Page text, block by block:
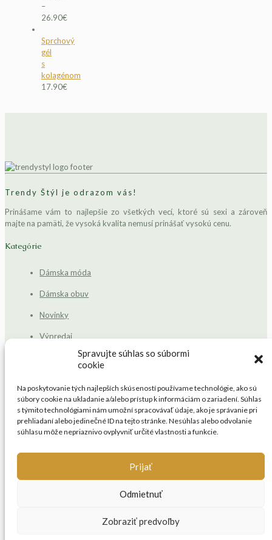
Spravujte súhlas so súbormi
cookie
Na poskytovanie tých najlepších skúseností používame technológie, ako sú
súbory cookie na ukladanie a/alebo prístup k informáciám o zariadení. Súhlas
s týmito technológiami nám umožní spracovávať údaje, ako je správanie pri
prehliadaní alebo jedinečné ID na tejto stránke. Nesúhlas alebo odvolanie
súhlasu môže nepriaznivo ovplyvniť určité vlastnosti a funkcie.
Prijať
Odmietnuť
Zobraziť predvoľby
–
26.90€
Sprchový
gél
s
kolagénom
17.90€
Trendy Štýl je odrazom vás!
Prinášame vám to najlepšie zo všetkých vecí, ktoré sú sexi a zároveň
majte na pamäti, že vysoká kvalita nemusí prinášať vysokú cenu.
Kategórie
Dámska móda
Dámska obuv
Novinky
Výpredaj
Blog
Kontakt
Platba a doprava
Obchodné podmienky